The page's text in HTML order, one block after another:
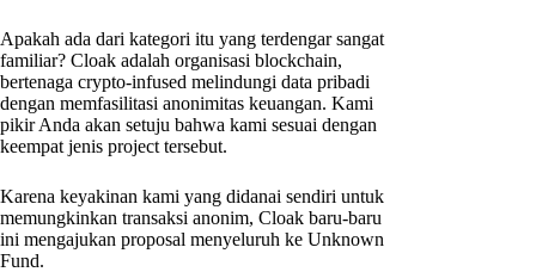
Apakah ada dari kategori itu yang terdengar sangat
familiar? Cloak adalah organisasi blockchain,
bertenaga crypto-infused melindungi data pribadi
dengan memfasilitasi anonimitas keuangan. Kami
pikir Anda akan setuju bahwa kami sesuai dengan
keempat jenis project tersebut.
Karena keyakinan kami yang didanai sendiri untuk
memungkinkan transaksi anonim, Cloak baru-baru
ini mengajukan proposal menyeluruh ke Unknown
Fund.